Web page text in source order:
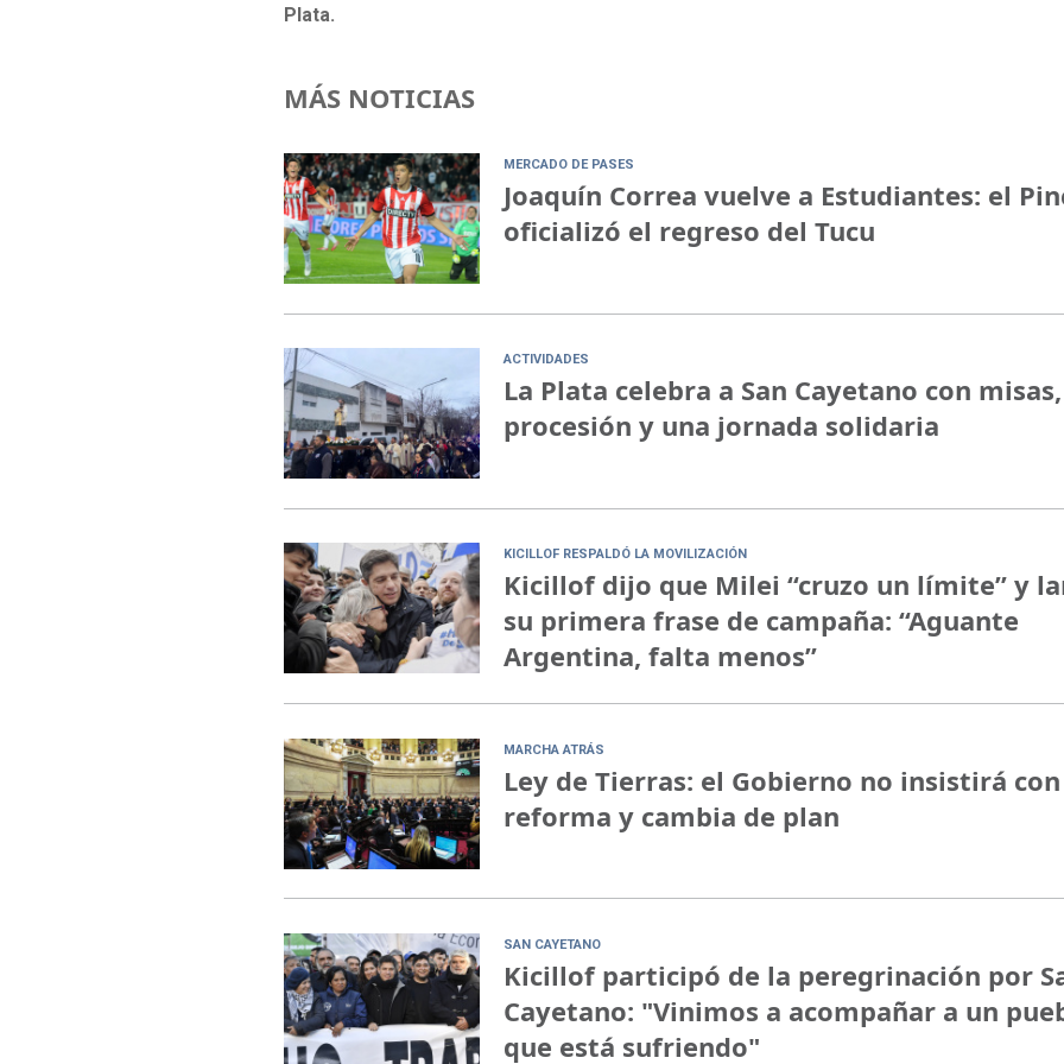
Plata.
MÁS NOTICIAS
MERCADO DE PASES
Joaquín Correa vuelve a Estudiantes: el
oficializó el regreso del Tucu
ACTIVIDADES
La Plata celebra a San Cayetano con misas,
procesión y una jornada solidaria
KICILLOF RESPALDÓ LA MOVILIZACIÓN
Kicillof dijo que Milei “cruzo un límite” y
su primera frase de campaña: “Aguante
Argentina, falta menos”
MARCHA ATRÁS
Ley de Tierras: el Gobierno no insistirá
reforma y cambia de plan
SAN CAYETANO
Kicillof participó de la peregrinación por
Cayetano: "Vinimos a acompañar a un
que está sufriendo"